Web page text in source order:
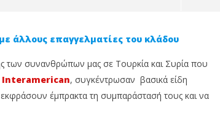
άλλους επαγγελματίες του κλάδου
των συνανθρώπων μας σε Τουρκία και Συρία που
Interamerican, συγκέντρωσαν βασικά είδη
έμπρακτα τη συμπαράστασή τους και να